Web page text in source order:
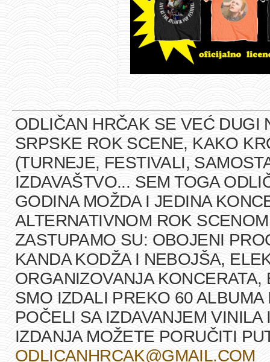
ODLIČAN HRČAK SE VEĆ DUGI
SRPSKE ROK SCENE, KAKO
(TURNEJE, FESTIVALI,
IZDAVAŠTVO... SEM TOGA
GODINA MOŽDA I JEDINA
ALTERNATIVNOM ROK
ZASTUPAMO SU: OBOJENI
KANDA KODŽA I NEBOJŠA,
ORGANIZOVANJA
SMO IZDALI PREKO 60
POČELI SA IZDAVANJEM
IZDANJA MOŽETE PORUČITI
ODLICANHRCAK@GMAIL.COM